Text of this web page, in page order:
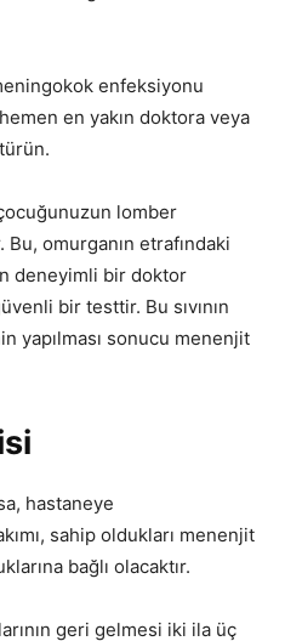
enfeksiyonu
en yakın doktora veya
lomber
Bu, omurganın etrafındaki
deneyimli bir doktor
bir testtir. Bu sıvının
yapılması sonucu menenjit
hastaneye
sahip oldukları menenjit
bağlı olacaktır.
geri gelmesi iki ila üç